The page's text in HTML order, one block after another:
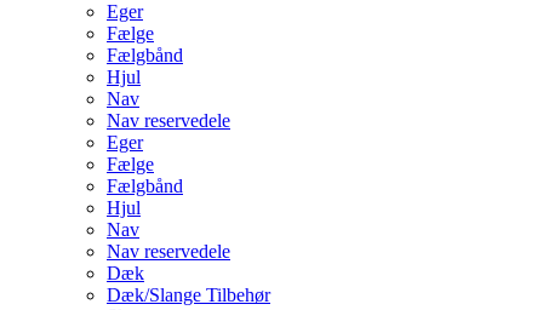
Eger
Fælge
Fælgbånd
Hjul
Nav
Nav reservedele
Eger
Fælge
Fælgbånd
Hjul
Nav
Nav reservedele
Dæk
Dæk/Slange Tilbehør